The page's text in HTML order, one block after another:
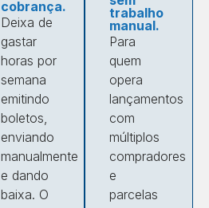
cobrança.
Deixa de
gastar
horas por
semana
emitindo
boletos,
enviando
manualmente
e dando
baixa. O
trabalho
manual.
Para
quem
opera
lançamentos
com
múltiplos
compradores
e
parcelas